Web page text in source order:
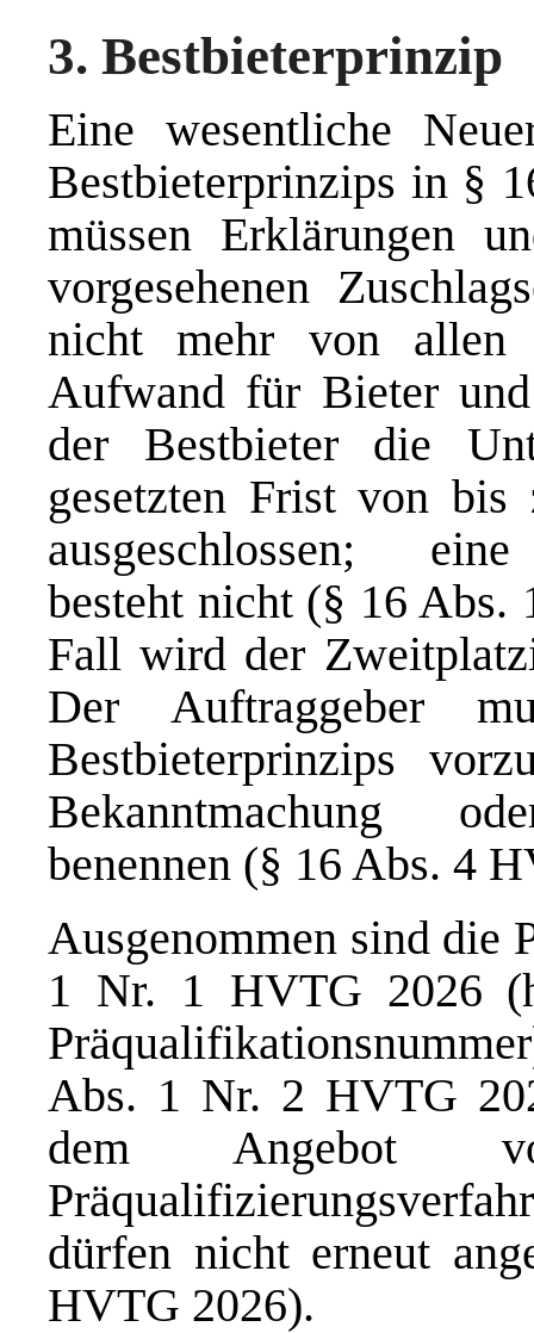
3. Bestbieterprinzip
Eine wesentliche
Bestbieterprinzips in §
müssen Erklärungen
vorgesehenen
nicht mehr von allen
Aufwand für Bieter
der Bestbieter die
gesetzten Frist von
ausgeschlossen;
besteht nicht (§ 16
Fall wird der
Der Auftraggeber
Bestbieterprinzips
Bekanntmachung
benennen (§ 16 Abs. 4
Ausgenommen sind die
1 Nr. 1 HVTG 2026
Abs. 1 Nr. 2 HVTG
dem Angebot
dürfen nicht erneut
HVTG 2026).